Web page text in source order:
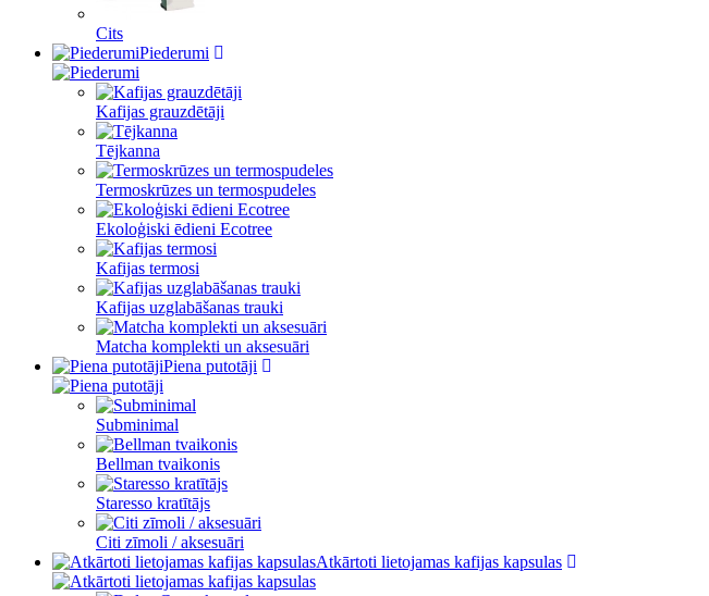
Cits
Piederumi
Kafijas grauzdētāji
Tējkanna
Termoskrūzes un termospudeles
Ekoloģiski ēdieni Ecotree
Kafijas termosi
Kafijas uzglabāšanas trauki
Matcha komplekti un aksesuāri
Piena putotāji
Subminimal
Bellman tvaikonis
Staresso kratītājs
Citi zīmoli / aksesuāri
Atkārtoti lietojamas kafijas kapsulas